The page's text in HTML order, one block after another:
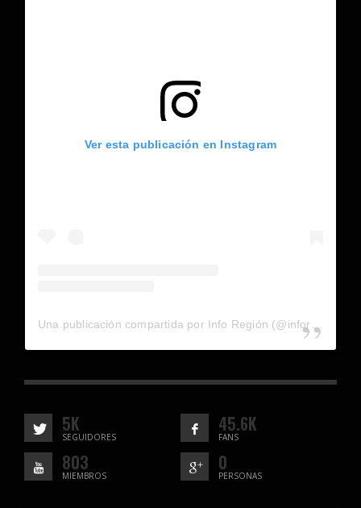
Ver esta publicación en Instagram
Una publicación compartida por Info Región (@inforegion_redes)
5K
SEGUIDORES
45.6K
FANS
803
MIEMBROS
0
PERSONAS